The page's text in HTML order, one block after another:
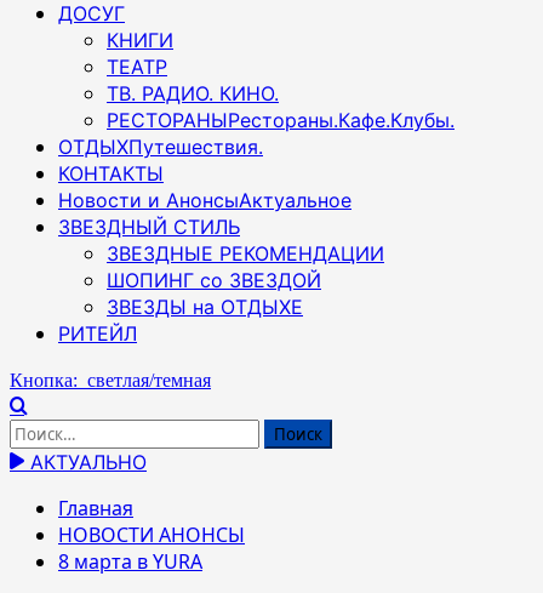
ДОСУГ
КНИГИ
ТЕАТР
ТВ. РАДИО. КИНО.
РЕСТОРАНЫРестораны.Кафе.Клубы.
ОТДЫХПутешествия.
КОНТАКТЫ
Новости и АнонсыАктуальное
ЗВЕЗДНЫЙ СТИЛЬ
ЗВЕЗДНЫЕ РЕКОМЕНДАЦИИ
ШОПИНГ со ЗВЕЗДОЙ
ЗВЕЗДЫ на ОТДЫХЕ
РИТЕЙЛ
Кнопка: светлая/темная
Найти:
АКТУАЛЬНО
Главная
НОВОСТИ АНОНСЫ
8 марта в YURA